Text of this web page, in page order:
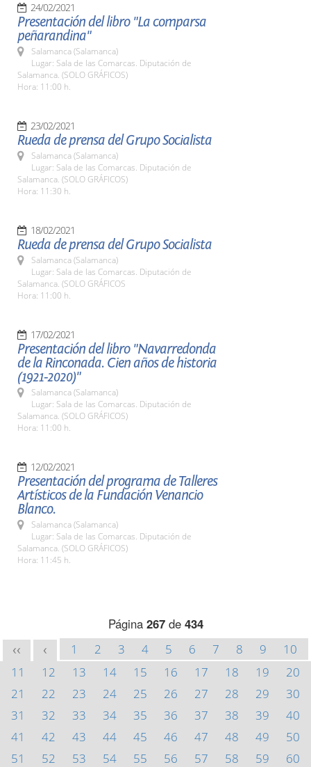
24/02/2021
Presentación del libro "La comparsa
peñarandina"
Salamanca (Salamanca)
Lugar: Sala de las Comarcas. Diputación de
Salamanca. (SOLO GRÁFICOS)
Hora: 11:00 h.
23/02/2021
Rueda de prensa del Grupo Socialista
Salamanca (Salamanca)
Lugar: Sala de las Comarcas. Diputación de
Salamanca. (SOLO GRÁFICOS)
Hora: 11:30 h.
18/02/2021
Rueda de prensa del Grupo Socialista
Salamanca (Salamanca)
Lugar: Sala de las Comarcas. Diputación de
Salamanca. (SOLO GRÁFICOS
Hora: 11:00 h.
17/02/2021
Presentación del libro "Navarredonda
de la Rinconada. Cien años de historia
(1921-2020)"
Salamanca (Salamanca)
Lugar: Sala de las Comarcas. Diputación de
Salamanca. (SOLO GRÁFICOS)
Hora: 11:00 h.
12/02/2021
Presentación del programa de Talleres
Artísticos de la Fundación Venancio
Blanco.
Salamanca (Salamanca)
Lugar: Sala de las Comarcas. Diputación de
Salamanca. (SOLO GRÁFICOS)
Hora: 11:45 h.
Página 267de 434
<< < 1 2 3 4 5 6 7 8 9
10
11
12 13 14 15 16 17 18 19
20
21
22 23 24 25 26 27 28 29
30
31
32 33 34 35 36 37 38 39
40
41
42 43 44 45 46 47 48 49
50
51
52 53 54 55 56 57 58 59
60